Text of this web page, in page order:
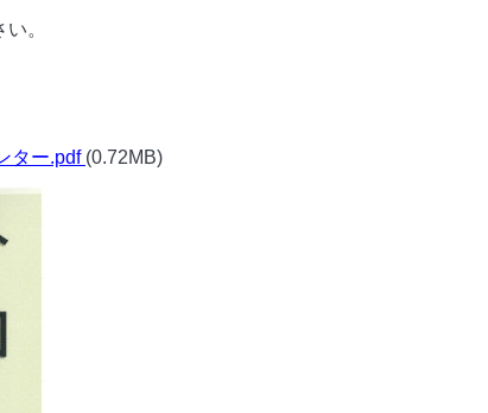
。
ター.pdf (0.72MB)